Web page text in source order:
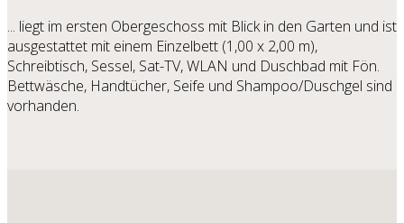
... liegt im ersten Obergeschoss mit Blick in den Garten und ist
ausgestattet mit einem Einzelbett (1,00 x 2,00 m),
Schreibtisch, Sessel, Sat-TV, WLAN und Duschbad mit Fön.
Bettwäsche, Handtücher, Seife und Shampoo/Duschgel sind
vorhanden.